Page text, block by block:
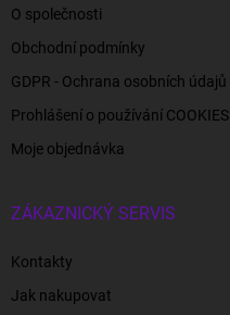
O společnosti
Obchodní podmínky
GDPR - Ochrana osobních údajů
Prohlášení o používání COOKIES
Moje objednávka
ZÁKAZNICKÝ SERVIS
Kontakty
Jak nakupovat